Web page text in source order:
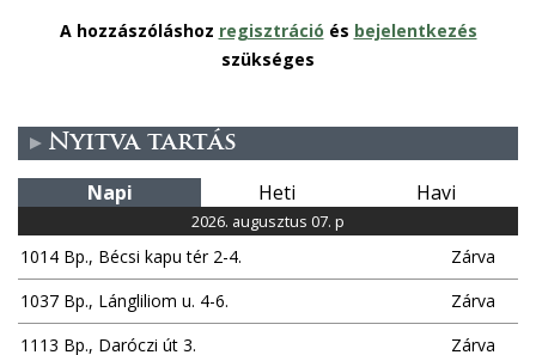
A hozzászóláshoz regisztráció és bejelentkezés
szükséges
Nyitva tartás
Napi Heti Havi
2026. augusztus 07. p
1014 Bp., Bécsi kapu tér 2-4.
Zárva
1037 Bp., Lángliliom u. 4-6.
Zárva
1113 Bp., Daróczi út 3.
Zárva